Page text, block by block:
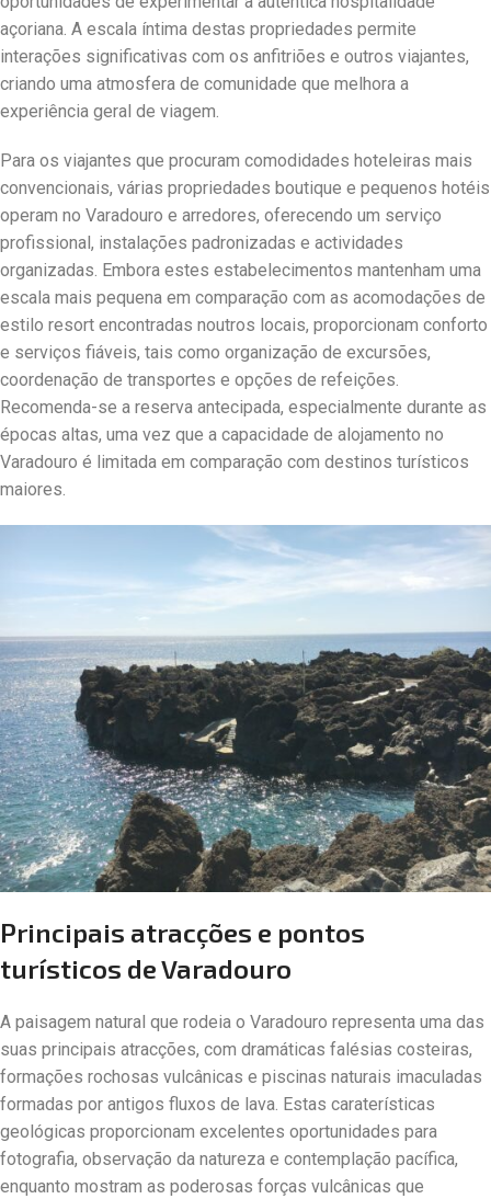
açoriana. A escala íntima destas propriedades permite
interações significativas com os anfitriões e outros viajantes,
criando uma atmosfera de comunidade que melhora a
experiência geral de viagem.
Para os viajantes que procuram comodidades hoteleiras mais
convencionais, várias propriedades boutique e pequenos hotéis
operam no Varadouro e arredores, oferecendo um serviço
profissional, instalações padronizadas e actividades
organizadas. Embora estes estabelecimentos mantenham uma
escala mais pequena em comparação com as acomodações de
estilo resort encontradas noutros locais, proporcionam conforto
e serviços fiáveis, tais como organização de excursões,
coordenação de transportes e opções de refeições.
Recomenda-se a reserva antecipada, especialmente durante as
épocas altas, uma vez que a capacidade de alojamento no
Varadouro é limitada em comparação com destinos turísticos
maiores.
Principais atracções e pontos
turísticos de Varadouro
A paisagem natural que rodeia o Varadouro representa uma das
suas principais atracções, com dramáticas falésias costeiras,
formações rochosas vulcânicas e piscinas naturais imaculadas
formadas por antigos fluxos de lava. Estas caraterísticas
geológicas proporcionam excelentes oportunidades para
fotografia, observação da natureza e contemplação pacífica,
enquanto mostram as poderosas forças vulcânicas que